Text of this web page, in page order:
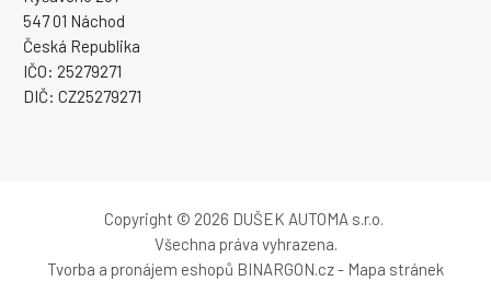
547 01 Náchod
Česká Republika
IČO: 25279271
DIČ: CZ25279271
Copyright © 2026 DUŠEK AUTOMA s.r.o.
Všechna práva vyhrazena.
Tvorba a pronájem eshopů BINARGON.cz- Mapa stránek